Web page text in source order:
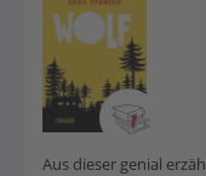
Aus dieser genial